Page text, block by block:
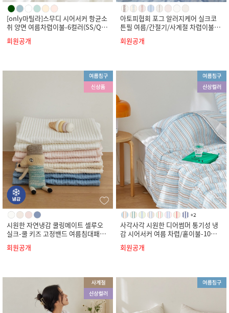
[only마틸라]스무디 시어서커 항균소
취 양면 여름차렵이불-6컬러(SS/Q/
K)
회원공개
아토피협회 포그 알러지케어 실크코
튼필 여름/간절기/사계절 차렵이불-8
컬러(SS/Q/K)
회원공개
시원한 자연냉감 쿨링메이트 셀루오
실크-쿨 키즈 고정밴드 여름침대패드-
4컬러(SS)
회원공개
사각사각 시원한 디어썸머 통기성 냉
감 시어서커 여름 차렵/홑이불-10컬
러(SS/Q/K)
회원공개